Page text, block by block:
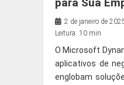
2 de janeiro de
Leitura: 10 min
O Microsoft
aplicativos de
englobam